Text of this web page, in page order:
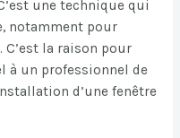
une technique qui
notamment pour
la raison pour
à un professionnel de
d’une fenêtre